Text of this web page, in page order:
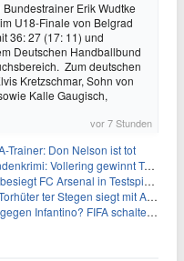
Erik Wudtke
U18-Finale von Belgrad
36: 27 (17: 11) und
Deutschen Handballbund
Zum deutschen
Kretzschmar, Sohn von
Kalle Gaugisch,
vor 7 Stunden
Trainer: Don Nelson ist tot
Vollering gewinnt Tour
FC Arsenal in Testspiel mit 3:2
ter Stegen siegt mit Ajax
Infantino? FIFA schaltet auf Angriff